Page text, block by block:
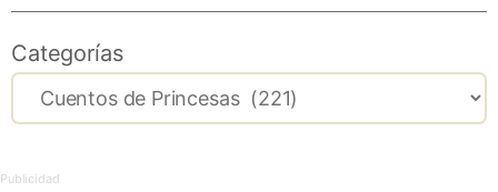
Categorías